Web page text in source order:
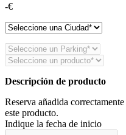
-€
Descripción de producto
Reserva añadida correctamente
este producto.
Indique la fecha de inicio